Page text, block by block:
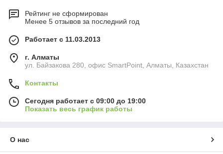
Рейтинг не сформирован
Менее 5 отзывов за последний год
Работает с 11.03.2013
г. Алматы
ул. Байзакова 280, офис SmartPoint, Алматы, Казахстан
Контакты
Сегодня работает с 09:00 до 19:00
Показать весь график работы
О нас